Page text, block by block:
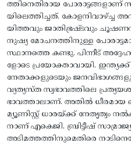
ത്തിനെതിരായ പോരാട്ടങ്ങളാണ്
യിലെത്തിച്ചത്. കോളനിവാഴ്ച്ച
യിത്തവും ജാതിഭ്രഷ്ടവും
നുഷ്യ മോചനത്തിനുള്ള
സ്ഥാനത്തെ കണ്ടു. പിന്നീട്
ളോടെ പ്രയോക്താവായി. ഇന്ത്യക്ക്‌
നേതാക്കളുടെയും
വ്യത്യസ്ത സ്വഭാവത്തിലെ
ഭാവത്താലാണ്. അതിൽ ധീരമായ
മ്യൂണിസ്റ്റ് ധാരയ്ക്ക് നേതൃത്വം
നാണ് എകെജി. ബ്രിട്ടീഷ്
അടിമത്തത്തിനുമെതിരെ